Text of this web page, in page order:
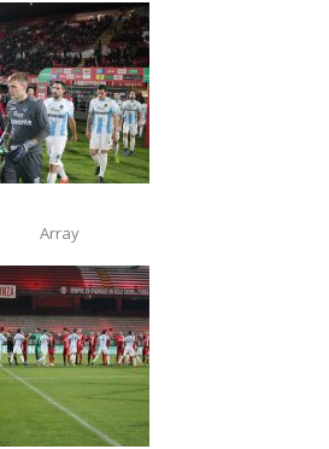
Array